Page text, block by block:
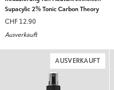
2%
Salicylsäure
zur
Reduzierung
Supacylic 2% Tonic Carbon Theory
CHF 12.90
Ausverkauft
AUSVERKAUFT